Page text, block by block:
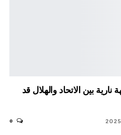
بين الاتحاد والهلال قد